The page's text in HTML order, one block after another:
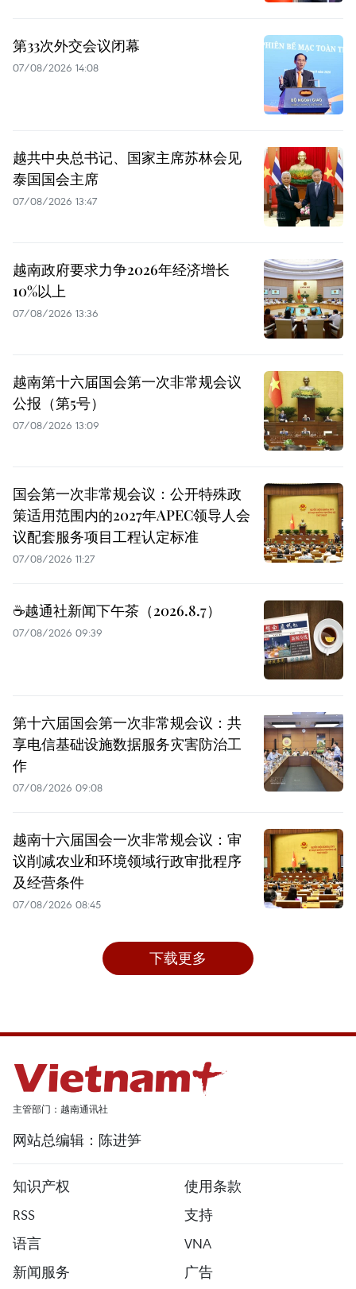
第33次外交会议闭幕
07/08/2026 14:08
越共中央总书记、国家主席苏林会见
泰国国会主席
07/08/2026 13:47
越南政府要求力争2026年经济增长
10%以上
07/08/2026 13:36
越南第十六届国会第一次非常规会议
公报（第5号）
07/08/2026 13:09
国会第一次非常规会议：公开特殊政
策适用范围内的2027年APEC领导人会
议配套服务项目工程认定标准
07/08/2026 11:27
☕️越通社新闻下午茶（2026.8.7）
07/08/2026 09:39
第十六届国会第一次非常规会议：共
享电信基础设施数据服务灾害防治工
作
07/08/2026 09:08
越南十六届国会一次非常规会议：审
议削减农业和环境领域行政审批程序
及经营条件
07/08/2026 08:45
下载更多
主管部门：越南通讯社
网站总编辑：陈进笋
知识产权
使用条款
RSS
支持
语言
VNA
新闻服务
广告